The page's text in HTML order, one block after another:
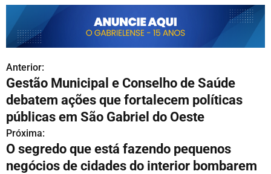
N
a
v
e
g
Anterior:
Gestão Municipal e Conselho de Saúde
debatem ações que fortalecem políticas
públicas em São Gabriel do Oeste
Próxima:
O segredo que está fazendo pequenos
negócios de cidades do interior bombarem